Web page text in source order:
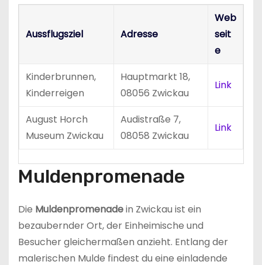
Aussflugsziel Adresse
Web
seit
e
Kinderbrunnen,
Kinderreigen
Hauptmarkt 18,
08056 Zwickau
Link
August Horch
Museum Zwickau
Audistraße 7,
08058 Zwickau
Link
Muldenpromenade
Die Muldenpromenadein Zwickau ist ein
bezaubernder Ort, der Einheimische und
Besucher gleichermaßen anzieht. Entlang der
malerischen Mulde findest du eine einladende